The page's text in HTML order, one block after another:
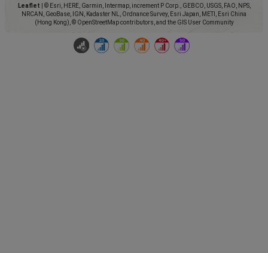
Leaflet
© Esri, HERE, Garmin, Intermap, increment P Corp., GEBCO, USGS, FAO, NPS,
NRCAN, GeoBase, IGN, Kadaster NL, Ordnance Survey, Esri Japan, METI, Esri China
(Hong Kong), © OpenStreetMap contributors, and the GIS User Community